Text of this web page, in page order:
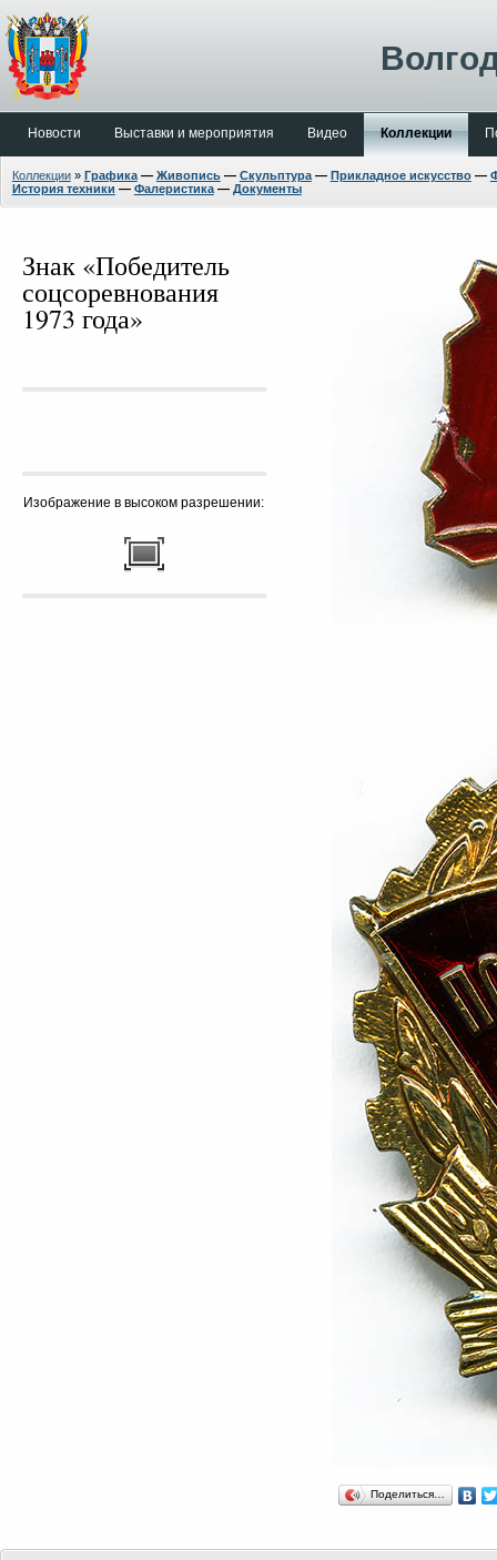
Новости Выставки и мероприятия Видео Коллекции
Коллекции» Графика— Живопись— Скульптура— Прикладное искусство—
История техники — Фалеристика— Документы
Знак «Победитель
соцсоревнования
1973 года»
Изображение в высоком разрешении:
Поделиться…